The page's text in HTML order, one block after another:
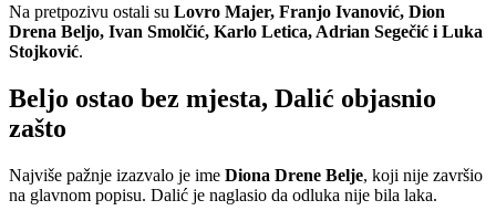
Na pretpozivu ostali su Lovro Majer, Franjo Ivanović, Dion
Drena Beljo, Ivan Smolčić, Karlo Letica, Adrian Segečić i Luka
Stojković.
Beljo ostao bez mjesta, Dalić objasnio
zašto
Najviše pažnje izazvalo je ime Diona Drene Belje, koji nije završio
na glavnom popisu. Dalić je naglasio da odluka nije bila laka.